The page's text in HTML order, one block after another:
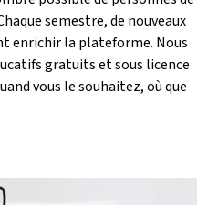
semestre, de nouveaux
enrichir la plateforme. Nous
gratuits et sous licence
vous le souhaitez, où que